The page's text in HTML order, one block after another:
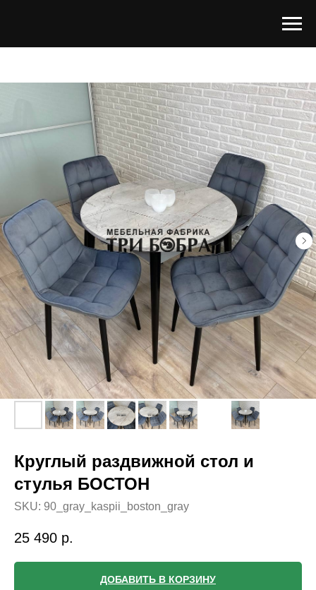
Круглый раздвижной стол и
стулья БОСТОН
SKU: 90_gray_kaspii_boston_gray
25 490 р.
ДОБАВИТЬ В КОРЗИНУ